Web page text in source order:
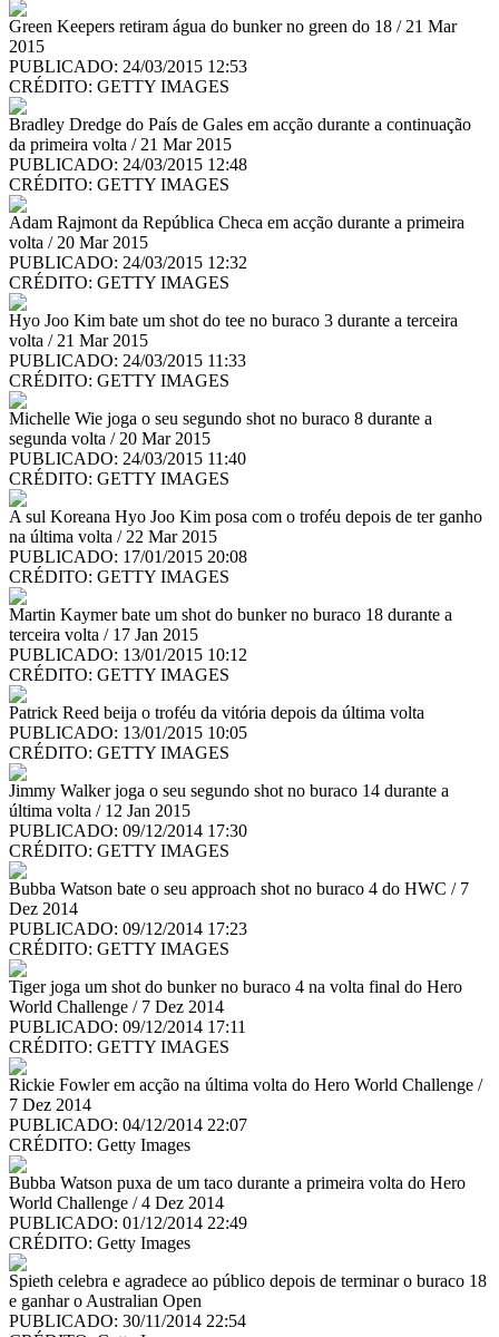
Green Keepers retiram água do bunker no green do 18 / 21 Mar
2015
PUBLICADO: 24/03/2015 12:53
CRÉDITO: GETTY IMAGES
Bradley Dredge do País de Gales em acção durante a continuação
da primeira volta / 21 Mar 2015
PUBLICADO: 24/03/2015 12:48
CRÉDITO: GETTY IMAGES
Adam Rajmont da República Checa em acção durante a primeira
volta / 20 Mar 2015
PUBLICADO: 24/03/2015 12:32
CRÉDITO: GETTY IMAGES
Hyo Joo Kim bate um shot do tee no buraco 3 durante a terceira
volta / 21 Mar 2015
PUBLICADO: 24/03/2015 11:33
CRÉDITO: GETTY IMAGES
Michelle Wie joga o seu segundo shot no buraco 8 durante a
segunda volta / 20 Mar 2015
PUBLICADO: 24/03/2015 11:40
CRÉDITO: GETTY IMAGES
A sul Koreana Hyo Joo Kim posa com o troféu depois de ter ganho
na última volta / 22 Mar 2015
PUBLICADO: 17/01/2015 20:08
CRÉDITO: GETTY IMAGES
Martin Kaymer bate um shot do bunker no buraco 18 durante a
terceira volta / 17 Jan 2015
PUBLICADO: 13/01/2015 10:12
CRÉDITO: GETTY IMAGES
Patrick Reed beija o troféu da vitória depois da última volta
PUBLICADO: 13/01/2015 10:05
CRÉDITO: GETTY IMAGES
Jimmy Walker joga o seu segundo shot no buraco 14 durante a
última volta / 12 Jan 2015
PUBLICADO: 09/12/2014 17:30
CRÉDITO: GETTY IMAGES
Bubba Watson bate o seu approach shot no buraco 4 do HWC / 7
Dez 2014
PUBLICADO: 09/12/2014 17:23
CRÉDITO: GETTY IMAGES
Tiger joga um shot do bunker no buraco 4 na volta final do Hero
World Challenge / 7 Dez 2014
PUBLICADO: 09/12/2014 17:11
CRÉDITO: GETTY IMAGES
Rickie Fowler em acção na última volta do Hero World Challenge /
7 Dez 2014
PUBLICADO: 04/12/2014 22:07
CRÉDITO: Getty Images
Bubba Watson puxa de um taco durante a primeira volta do Hero
World Challenge / 4 Dez 2014
PUBLICADO: 01/12/2014 22:49
CRÉDITO: Getty Images
Spieth celebra e agradece ao público depois de terminar o buraco 18
e ganhar o Australian Open
PUBLICADO: 30/11/2014 22:54